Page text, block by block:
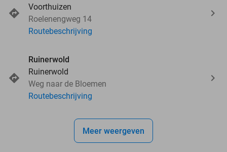
Voorthuizen
Roelenengweg 14
Routebeschrijving
Ruinerwold
Ruinerwold
Weg naar de Bloemen
Routebeschrijving
Meer weergeven